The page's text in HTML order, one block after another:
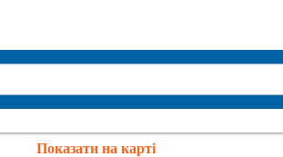
Показати на карті